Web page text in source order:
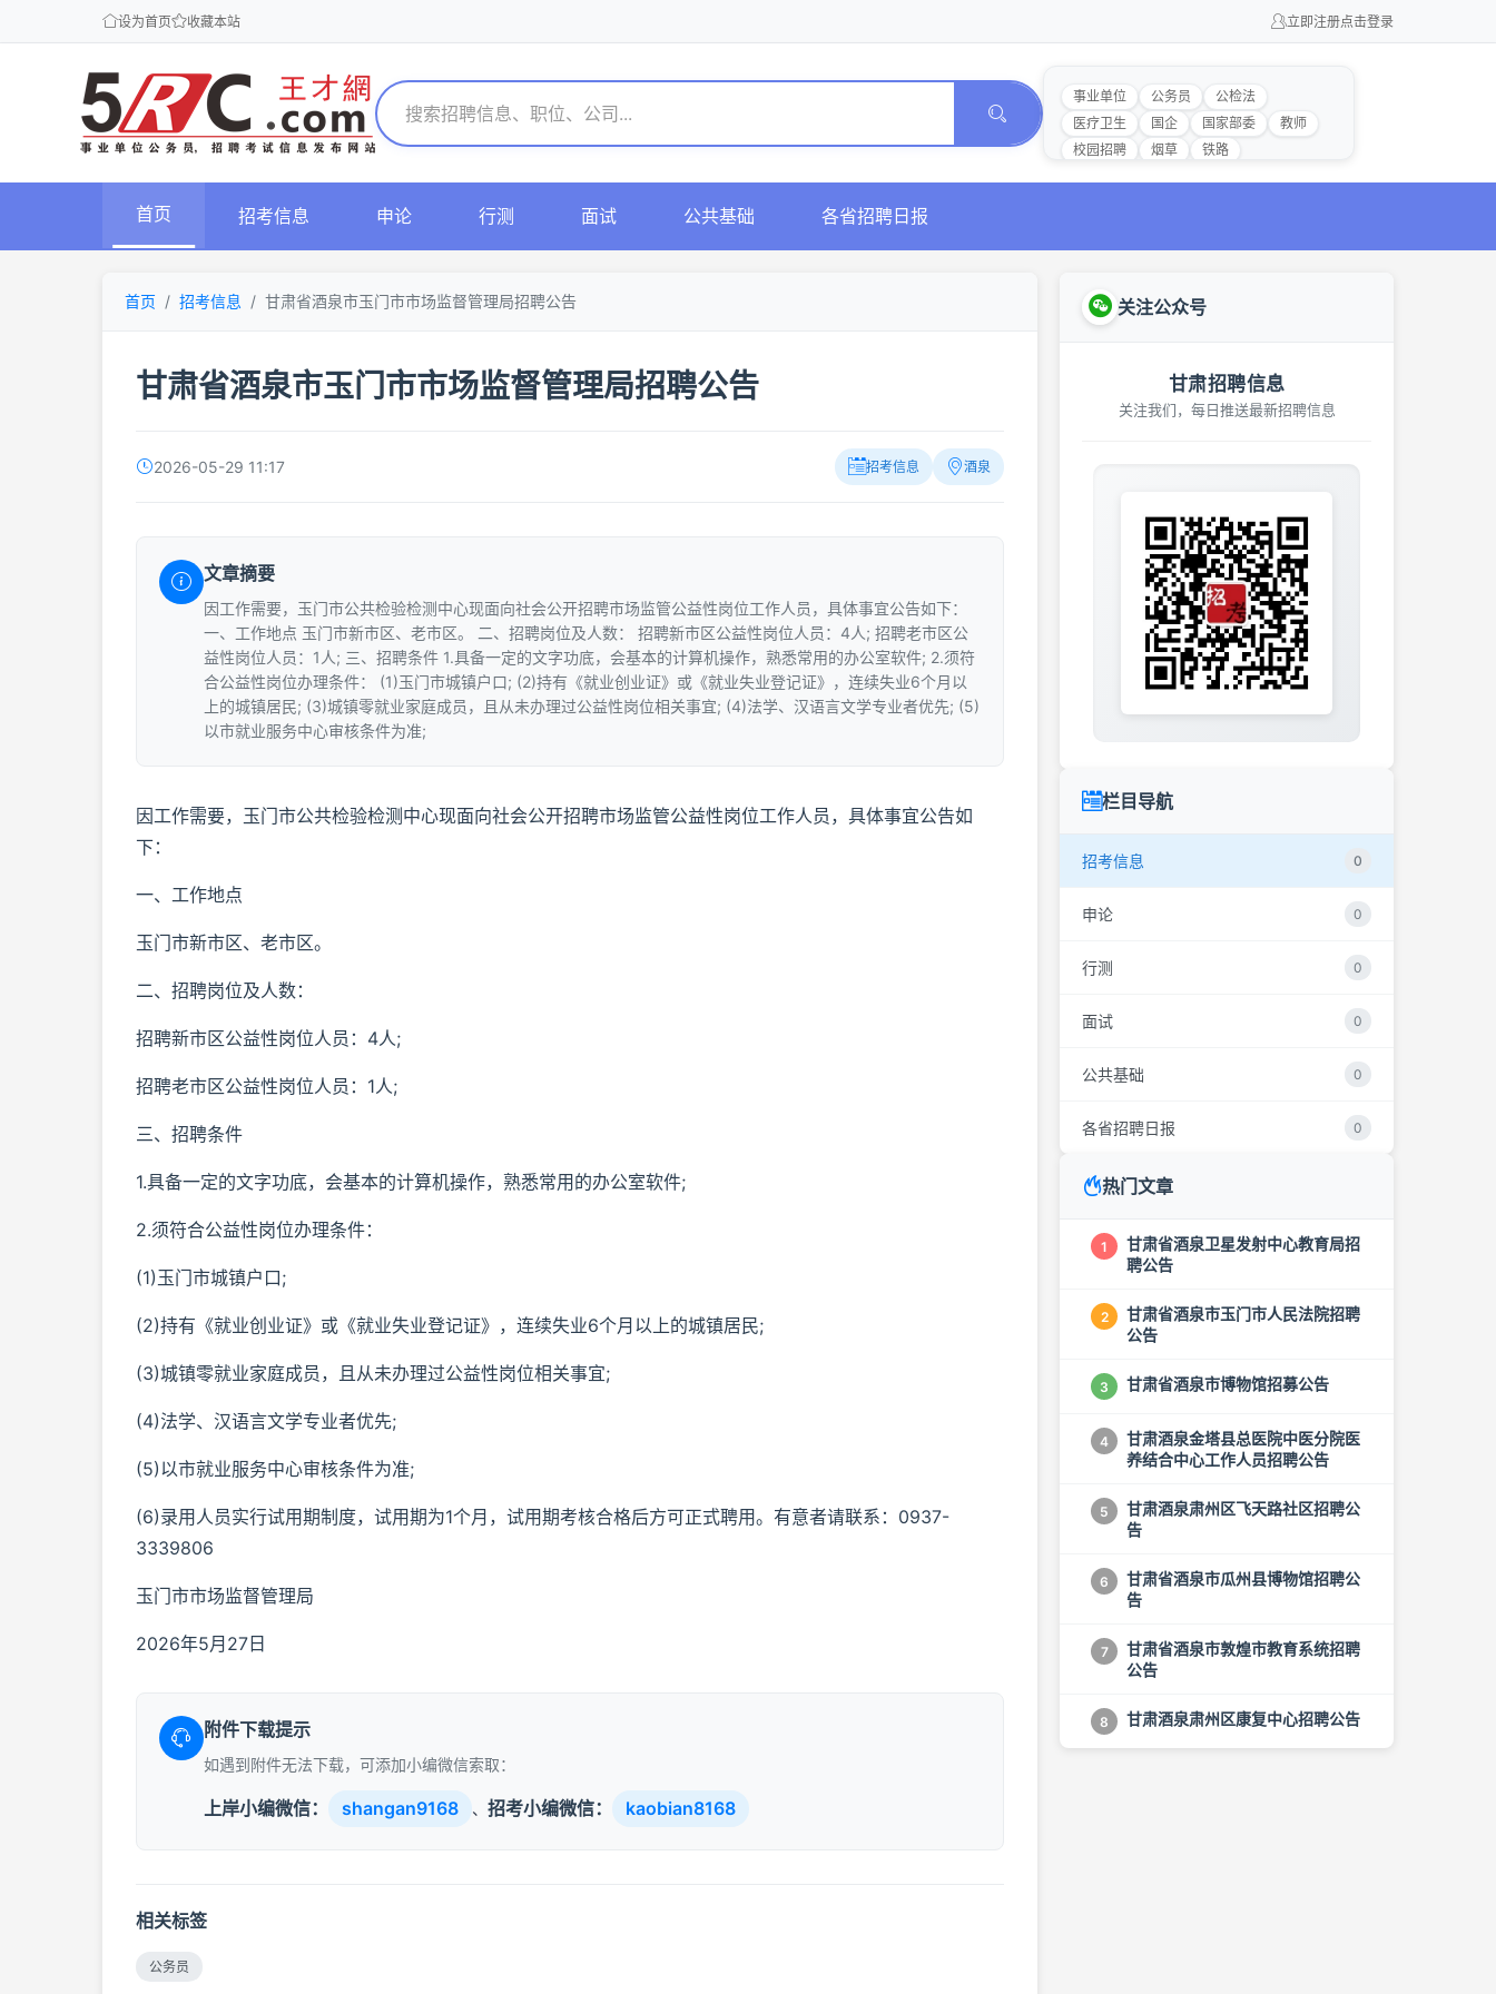
设为首页 收藏本站 立即注册点击登录
事业单位 公务员
公检法
医疗卫生
国企 国家部委
教师
校园招聘
烟草 铁路
首页 招考信息 申论 行测 面试 公共基础 各省招聘日报
首页 招考信息 甘肃省酒泉市玉门市市场监督管理局招聘公告
甘肃省酒泉市玉门市市场监督管理局招聘公告
2026-05-29 11:17 招考信息 酒泉
文章摘要
因工作需要，玉门市公共检验检测中心现面向社会公开招聘市场监管公益性岗位工作人员，具体事宜公告如下：
一、工作地点 玉门市新市区、老市区。 二、招聘岗位及人数： 招聘新市区公益性岗位人员：4人; 招聘老市区公
益性岗位人员：1人; 三、招聘条件 1.具备一定的文字功底，会基本的计算机操作，熟悉常用的办公室软件; 2.须符
合公益性岗位办理条件： (1)玉门市城镇户口; (2)持有《就业创业证》或《就业失业登记证》，连续失业6个月以
上的城镇居民; (3)城镇零就业家庭成员，且从未办理过公益性岗位相关事宜; (4)法学、汉语言文学专业者优先; (5)
以市就业服务中心审核条件为准;
因工作需要，玉门市公共检验检测中心现面向社会公开招聘市场监管公益性岗位工作人员，具体事宜公告如
下：
一、工作地点
玉门市新市区、老市区。
二、招聘岗位及人数：
招聘新市区公益性岗位人员：4人;
招聘老市区公益性岗位人员：1人;
三、招聘条件
1.具备一定的文字功底，会基本的计算机操作，熟悉常用的办公室软件;
2.须符合公益性岗位办理条件：
(1)玉门市城镇户口;
(2)持有《就业创业证》或《就业失业登记证》，连续失业6个月以上的城镇居民;
(3)城镇零就业家庭成员，且从未办理过公益性岗位相关事宜;
(4)法学、汉语言文学专业者优先;
(5)以市就业服务中心审核条件为准;
(6)录用人员实行试用期制度，试用期为1个月，试用期考核合格后方可正式聘用。有意者请联系：0937-
3339806
玉门市市场监督管理局
2026年5月27日
附件下载提示
如遇到附件无法下载，可添加小编微信索取：
上岸小编微信： shangan9168 、 招考小编微信： kaobian8168
相关标签
公务员
关注公众号
甘肃招聘信息
关注我们，每日推送最新招聘信息
栏目导航
招考信息 0
申论 0
行测 0
面试 0
公共基础 0
各省招聘日报 0
热门文章
1
甘肃省酒泉卫星发射中心教育局招
聘公告
2
甘肃省酒泉市玉门市人民法院招聘
公告
3 甘肃省酒泉市博物馆招募公告
4
甘肃酒泉金塔县总医院中医分院医
养结合中心工作人员招聘公告
5
甘肃酒泉肃州区飞天路社区招聘公
告
6
甘肃省酒泉市瓜州县博物馆招聘公
告
7
甘肃省酒泉市敦煌市教育系统招聘
公告
8 甘肃酒泉肃州区康复中心招聘公告